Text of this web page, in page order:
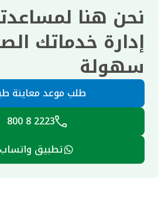
نحن هنا
إدارة خدماتك
سهولة
طلب موعد معاينة
2223 8 800
تطبيق واتساب